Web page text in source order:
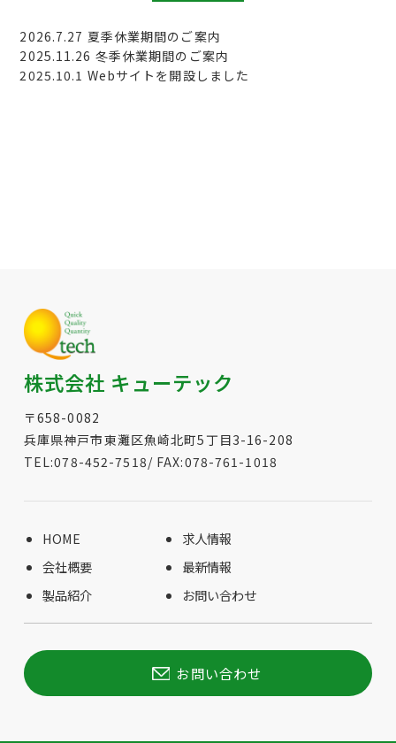
2026.7.27 夏季休業期間のご案内
2025.11.26 冬季休業期間のご案内
2025.10.1 Webサイトを開設しました
株式会社 キューテック
〒658-0082
兵庫県神戸市東灘区魚崎北町5丁目3-16-208
TEL:078-452-7518/ FAX:078-761-1018
HOME
会社概要
製品紹介
求人情報
最新情報
お問い合わせ
お問い合わせ